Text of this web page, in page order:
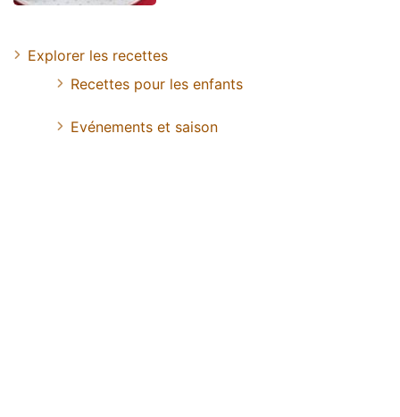
Explorer les recettes
Recettes pour les enfants
Evénements et saison